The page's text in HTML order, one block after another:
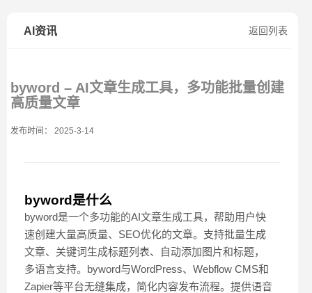
返回列表
AI资讯
byword – AI文章生成工具，多功能批量创建
高质量文章
发布时间： 2025-3-14
byword是什么
byword是一个多功能的AI文章生成工具，帮助用户快
速创建大量高质量、SEO优化的文章。支持批量生成
文章、关键词生成标题列表、自动添加图片和标题，
多语言支持。byword与WordPress、Webflow CMS和
Zapier等平台无缝集成，简化内容发布流程。提供语音